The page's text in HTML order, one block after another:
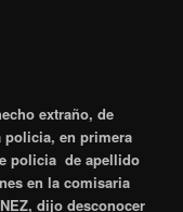
extraño, de
policia, en primera
policia de apellido
en la comisaria
dijo desconocer